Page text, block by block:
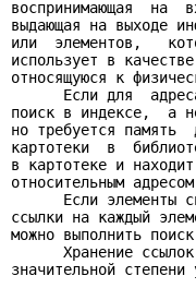
воспринимающая  на
выдающая на выходе
или  элементов,
использует в
относящуюся к
Если для
поиск в индексе,  а
но требуется память
картотеки  в
в картотеке и
относительным
Если элементы
ссылки на каждый
можно выполнить
Хранение
значительной степени